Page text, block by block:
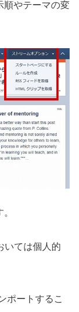
順やテーマの変
いては個人的
ポートするこ